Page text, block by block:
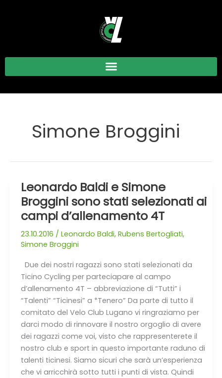
Simone Broggini
Leonardo Baldi e Simone
Broggini sono stati selezionati ai
campi d’allenamento 4T
23.10.2016 / Leonardo Baldi, Rubens Bertogliati,
Simone Broggini
Due dei nostri ragazzi sono stati selezionati da
Ticino Cycling per parteciapare al campo
d’allenamento 4T – abbreviazione di “Tutti” i
“Talenti” “Ticinesi” a *Tenero” Da parte di tutto il
comitato del Velo Club Lugano vi ringraziamo per
darci modo di rinnovare il nostro orgoglio di avere
dei ragazzi come voi, visto che rappresenterete il
nostro club e sport in questo importante raduno di
talenti ticinesi. Siamo sicuri che sarà un’esperienza
che vi arricchirà sotto tutti i punti di vista. Quindi
Leonardo
Baldi
Simone
Broggini
sono
selezionati
ai
campi
d’allenamento
4T